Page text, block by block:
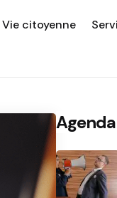
Vie citoyenne
Agenda